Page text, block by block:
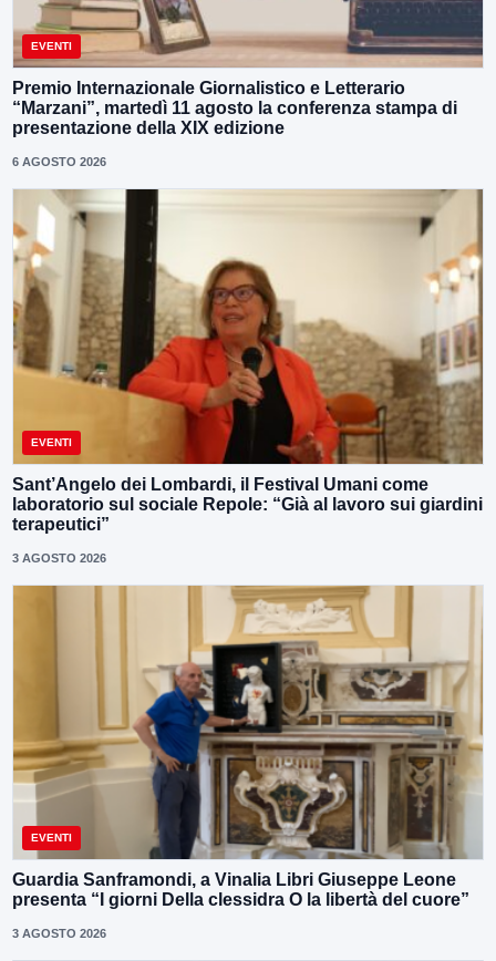
EVENTI
Premio Internazionale Giornalistico e Letterario
“Marzani”, martedì 11 agosto la conferenza stampa di
presentazione della XIX edizione
6 AGOSTO 2026
EVENTI
Sant’Angelo dei Lombardi, il Festival Umani come
laboratorio sul sociale Repole: “Già al lavoro sui giardini
terapeutici”
3 AGOSTO 2026
EVENTI
Guardia Sanframondi, a Vinalia Libri Giuseppe Leone
presenta “I giorni Della clessidra O la libertà del cuore”
3 AGOSTO 2026